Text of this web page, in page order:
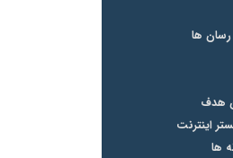
ها
هدف
اینترنت
ها